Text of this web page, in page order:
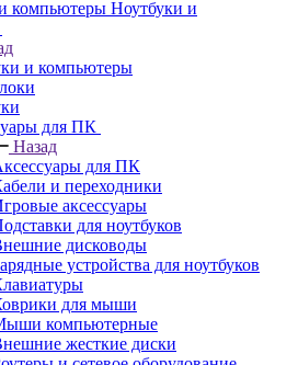
Ноутбуки и
и компьютеры
для ПК
Назад
для ПК
и переходники
аксессуары
для ноутбуков
дисководы
устройства для ноутбуков
для мыши
компьютерные
жесткие диски